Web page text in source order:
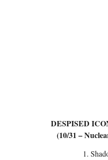
DESPISED
(10/31 –
1.